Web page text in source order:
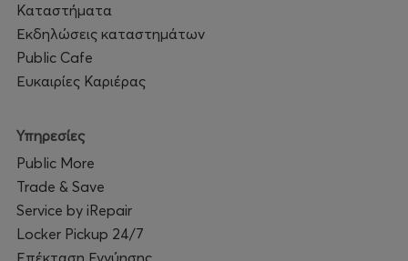
Let the sun set with intention.
Let the night begin with light.
Καταστήματα
Εκδηλώσεις καταστημάτων
Public Cafe
Ευκαιρίες Καριέρας
Υπηρεσίες
Public More
Trade & Save
Service by iRepair
Locker Pickup 24/7